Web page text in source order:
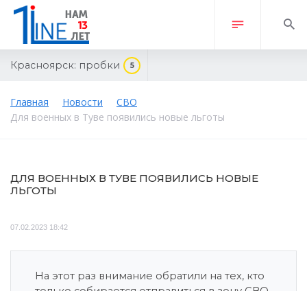
Красноярск: пробки 5
Главная Новости
СВО
Для военных в Туве появились новые льготы
ДЛЯ ВОЕННЫХ В ТУВЕ ПОЯВИЛИСЬ НОВЫЕ
ЛЬГОТЫ
07.02.2023 18:42
На этот раз внимание обратили на тех, кто